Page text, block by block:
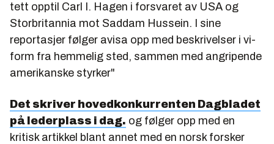
tett opptil Carl I. Hagen i forsvaret av USA og
Storbritannia mot Saddam Hussein. I sine
reportasjer følger avisa opp med beskrivelser i vi-
form fra hemmelig sted, sammen med angripende
amerikanske styrker"
Det skriver hovedkonkurrenten Dagbladet
på lederplass i dag. og følger opp med en
kritisk artikkel blant annet med en norsk forsker